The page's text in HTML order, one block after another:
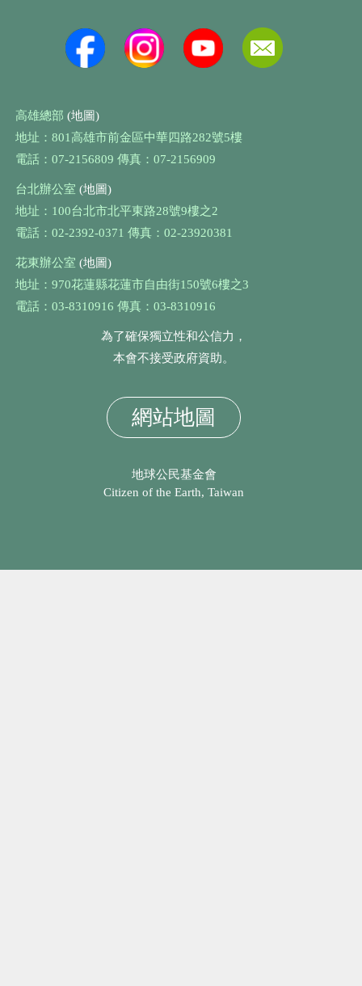
高雄總部 (地圖)
地址：801高雄市前金區中華四路282號5樓
電話：07-2156809 傳真：07-2156909
台北辦公室 (地圖)
地址：100台北市北平東路28號9樓之2
電話：02-2392-0371 傳真：02-23920381
花東辦公室 (地圖)
地址：970花蓮縣花蓮市自由街150號6樓之3
電話：03-8310916 傳真：03-8310916
為了確保獨立性和公信力，
本會不接受政府資助。
網站地圖
地球公民基金會
Citizen of the Earth, Taiwan